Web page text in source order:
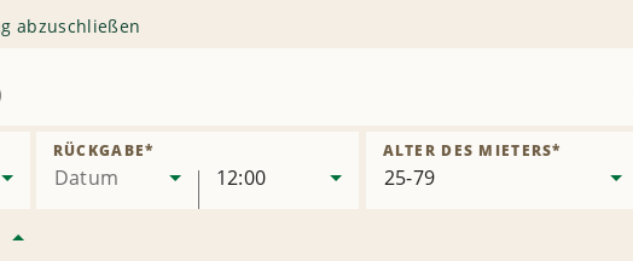
abzuschließen
Datum
RÜCKGABE*
12:00
ALTER DES MIETERS*